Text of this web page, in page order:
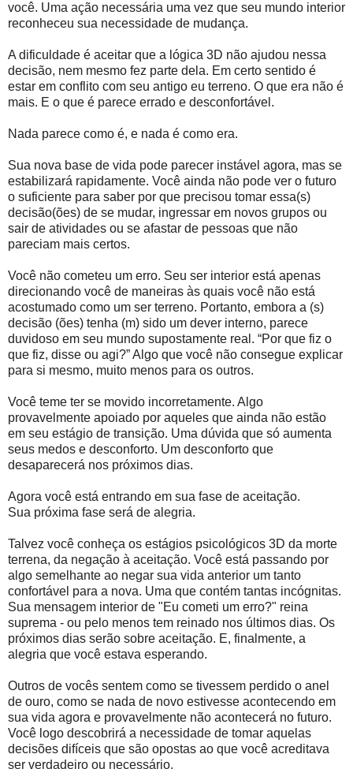
você. Uma ação necessária uma vez que seu mundo interior
reconheceu sua necessidade de mudança.
A dificuldade é aceitar que a lógica 3D não ajudou nessa
decisão, nem mesmo fez parte dela. Em certo sentido é
estar em conflito com seu antigo eu terreno. O que era não é
mais. E o que é parece errado e desconfortável.
Nada parece como é, e nada é como era.
Sua nova base de vida pode parecer instável agora, mas se
estabilizará rapidamente. Você ainda não pode ver o futuro
o suficiente para saber por que precisou tomar essa(s)
decisão(ões) de se mudar, ingressar em novos grupos ou
sair de atividades ou se afastar de pessoas que não
pareciam mais certos.
Você não cometeu um erro. Seu ser interior está apenas
direcionando você de maneiras às quais você não está
acostumado como um ser terreno. Portanto, embora a (s)
decisão (ões) tenha (m) sido um dever interno, parece
duvidoso em seu mundo supostamente real. “Por que fiz o
que fiz, disse ou agi?” Algo que você não consegue explicar
para si mesmo, muito menos para os outros.
Você teme ter se movido incorretamente. Algo
provavelmente apoiado por aqueles que ainda não estão
em seu estágio de transição. Uma dúvida que só aumenta
seus medos e desconforto. Um desconforto que
desaparecerá nos próximos dias.
Agora você está entrando em sua fase de aceitação.
Sua próxima fase será de alegria.
Talvez você conheça os estágios psicológicos 3D da morte
terrena, da negação à aceitação. Você está passando por
algo semelhante ao negar sua vida anterior um tanto
confortável para a nova. Uma que contém tantas incógnitas.
Sua mensagem interior de "Eu cometi um erro?" reina
suprema - ou pelo menos tem reinado nos últimos dias. Os
próximos dias serão sobre aceitação. E, finalmente, a
alegria que você estava esperando.
Outros de vocês sentem como se tivessem perdido o anel
de ouro, como se nada de novo estivesse acontecendo em
sua vida agora e provavelmente não acontecerá no futuro.
Você logo descobrirá a necessidade de tomar aquelas
decisões difíceis que são opostas ao que você acreditava
ser verdadeiro ou necessário.